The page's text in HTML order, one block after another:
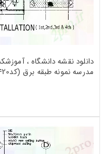
دانلود نقشه دانشگاه ،
مدرسه نمونه طبقه برق (کد167420)